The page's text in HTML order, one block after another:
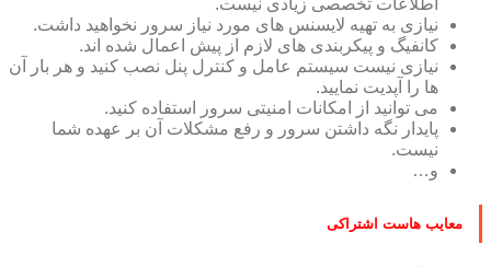
نیازی به تهیه لایسنس های مورد نیاز سرور نخواهید داشت.
کانفیگ و پیکربندی های لازم از پیش اعمال شده اند.
نیازی نیست سیستم عامل و کنترل پنل نصب کنید و هر بار آن
ها را آپدیت نمایید.
می توانید از امکانات امنیتی سرور استفاده کنید.
پایدار نگه داشتن سرور و رفع مشکلات آن بر عهده شما
نیست.
و…
معایب هاست اشتراکی